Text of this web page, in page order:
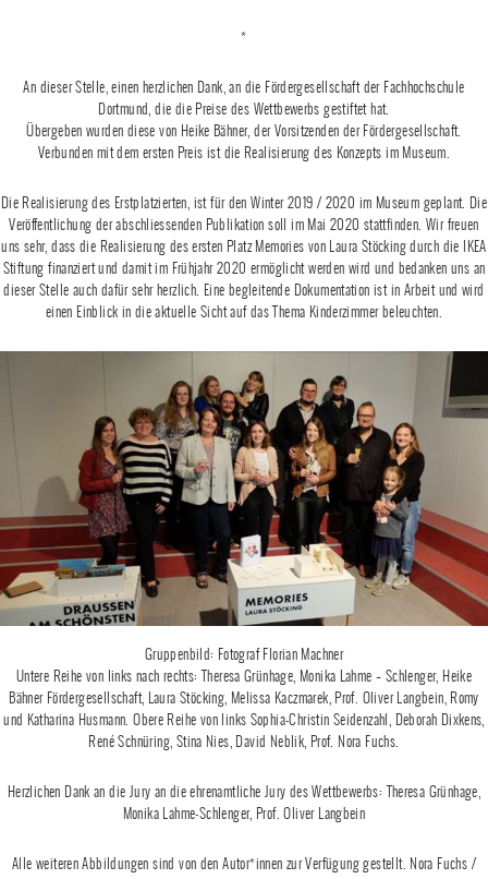
*
An dieser Stelle, einen herzlichen Dank, an die Fördergesellschaft der Fachhochschule
Dortmund, die die Preise des Wettbewerbs gestiftet hat.
Übergeben wurden diese von Heike Bähner, der Vorsitzenden der Fördergesellschaft.
Verbunden mit dem ersten Preis ist die Realisierung des Konzepts im Museum.
Die Realisierung des Erstplatzierten, ist für den Winter 2019 / 2020 im Museum geplant. Die
Veröffentlichung der abschliessenden Publikation soll im Mai 2020 stattfinden. Wir freuen
uns sehr, dass die Realisierung des ersten Platz Memories von Laura Stöcking durch die IKEA
Stiftung finanziert und damit im Frühjahr 2020 ermöglicht werden wird und bedanken uns an
dieser Stelle auch dafür sehr herzlich. Eine begleitende Dokumentation ist in Arbeit und wird
einen Einblick in die aktuelle Sicht auf das Thema Kinderzimmer beleuchten.
Gruppenbild: Fotograf Florian Machner
Untere Reihe von links nach rechts: Theresa Grünhage, Monika Lahme – Schlenger, Heike
Bähner Fördergesellschaft, Laura Stöcking, Melissa Kaczmarek, Prof. Oliver Langbein, Romy
und Katharina Husmann. Obere Reihe von links Sophia-Christin Seidenzahl, Deborah Dixkens,
René Schnüring, Stina Nies, David Neblik, Prof. Nora Fuchs.
Herzlichen Dank an die Jury an die ehrenamtliche Jury des Wettbewerbs: Theresa Grünhage,
Monika Lahme-Schlenger, Prof. Oliver Langbein
Alle weiteren Abbildungen sind von den Autor*innen zur Verfügung gestellt. Nora Fuchs /